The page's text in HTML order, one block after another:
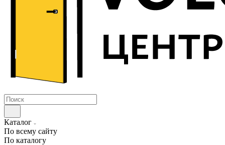
Каталог
По всему сайту
По каталогу